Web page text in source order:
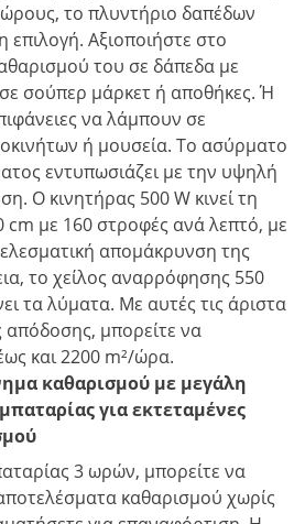
το πλυντήριο δαπέδων
επιλογή. Αξιοποιήστε στο
του σε δάπεδα με
σούπερ μάρκετ ή αποθήκες. Ή
να λάμπουν σε
ή μουσεία. Το ασύρματο
εντυπωσιάζει με την υψηλή
Ο κινητήρας 500 W κινεί τη
με 160 στροφές ανά λεπτό, με
απομάκρυνση της
το χείλος αναρρόφησης 550
τα λύματα. Με αυτές τις άριστα
απόδοσης, μπορείτε να
και 2200 m²/ώρα.
καθαρισμού με μεγάλη
για εκτεταμένες
3 ωρών, μπορείτε να
καθαρισμού χωρίς